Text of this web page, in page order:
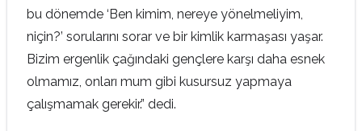
bu dönemde ‘Ben kimim, nereye yönelmeliyim,
niçin?’ sorularını sorar ve bir kimlik karmaşası yaşar.
Bizim ergenlik çağındaki gençlere karşı daha esnek
olmamız, onları mum gibi kusursuz yapmaya
çalışmamak gerekir.” dedi.